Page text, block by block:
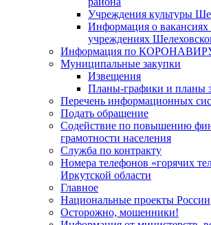
Учреждения культуры
Информация о
учреждениях
Информация по
Муниципальные закупки
Извещения
Планы-графики и планы
Перечень информационных
Подать обращение
Содействие по повышению
грамотности населения
Служба по контракту
Номера телефонов «горячих
Иркутской области
Главное
Национальные проекты России
Осторожно, мошенники!